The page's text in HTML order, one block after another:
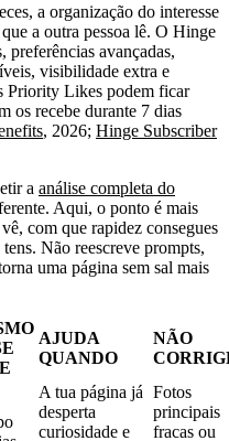
a organização do interesse
a outra pessoa lê. O Hinge
avançadas,
visibilidade extra e
Priority Likes podem ficar
os recebe durante 7 dias
, 2026; Hinge Subscriber
a análise completa do
Aqui, o ponto é mais
com que rapidez consegues
Não reescreve prompts,
uma página sem sal mais
AJUDA
QUANDO
NÃO
A tua página já
desperta
curiosidade e
Fotos
principais
fracas ou